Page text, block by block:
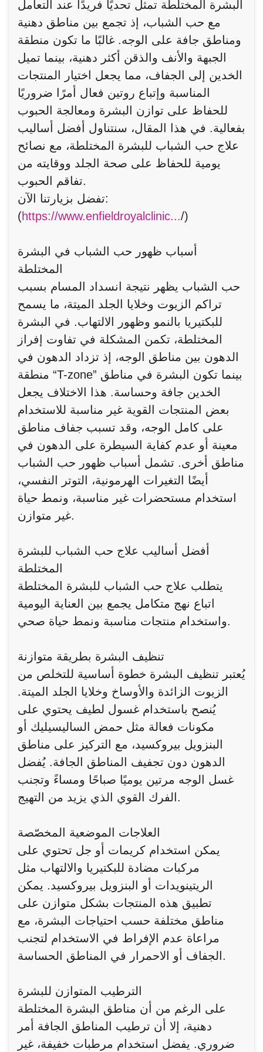
البشرة المختلطة تمثل تحديًا فريدًا عند التعامل
مع حب الشباب، إذ تجمع بين مناطق دهنية
ومناطق جافة على الوجه. غالبًا ما تكون منطقة
الجبهة والأنف والذقن أكثر دهنية، بينما تميل
الخدين إلى الجفاف، مما يجعل اختيار المنتجات
المناسبة وإتباع روتين فعال أمرًا ضروريًا
للحفاظ على توازن البشرة ومعالجة الحبوب
بفعالية. في هذا المقال، سنتناول أفضل أساليب
علاج حب الشباب للبشرة المختلطة، مع نصائح
يومية للحفاظ على صحة الجلد ووقايته من
تفاقم الحبوب.
تفضل بزيارتنا الآن:
(https://www.enfieldroyalclinic.../)
أسباب ظهور حب الشباب في البشرة
المختلطة
حب الشباب يظهر نتيجة انسداد المسام بسبب
تراكم الزيوت وخلايا الجلد الميتة، ما يسمح
للبكتيريا بالنمو وظهور الالتهاب. في البشرة
المختلطة، تكمن المشكلة في تفاوت إفراز
الدهون بين مناطق الوجه، إذ تزداد الدهون في
منطقة “T-zone” بينما تكون البشرة في مناطق
الخدين جافة وحساسة. هذا الاختلاف يجعل
بعض المنتجات القوية غير مناسبة للاستخدام
على كامل الوجه، وقد تسبب جفاف مناطق
معينة أو عدم كفاية السيطرة على الدهون في
مناطق أخرى. تشمل أسباب ظهور حب الشباب
أيضًا التغيرات الهرمونية، التوتر النفسي،
استخدام مستحضرات غير مناسبة، ونمط حياة
غير متوازن.
أفضل أساليب علاج حب الشباب للبشرة
المختلطة
يتطلب علاج حب الشباب للبشرة المختلطة
اتباع نهج متكامل يجمع بين العناية اليومية
واستخدام منتجات مناسبة ونمط حياة صحي.
تنظيف البشرة بطريقة متوازنة
يُعتبر تنظيف البشرة خطوة أساسية للتخلص من
الزيوت الزائدة والأوساخ وخلايا الجلد الميتة.
يُنصح باستخدام غسول لطيف يحتوي على
مكونات فعالة مثل حمض الساليسيليك أو
البنزويل بيروكسيد، مع التركيز على مناطق
الدهون دون تجفيف المناطق الجافة. يُفضل
غسل الوجه مرتين يوميًا صباحًا ومساءً وتجنب
الفرك القوي الذي يزيد من التهيج.
العلاجات الموضعية المخصّصة
يمكن استخدام كريمات أو جل تحتوي على
مركبات مضادة للبكتيريا والالتهاب مثل
الريتينويدات أو البنزويل بيروكسيد. يمكن
تطبيق هذه المنتجات بشكل متوازن على
مناطق مختلفة حسب احتياجات البشرة، مع
مراعاة عدم الإفراط في الاستخدام لتجنب
الجفاف أو الاحمرار في المناطق الحساسة.
الترطيب المتوازن للبشرة
على الرغم من أن مناطق البشرة المختلطة
دهنية، إلا أن ترطيب المناطق الجافة أمر
ضروري. يفضل استخدام مرطبات خفيفة، غير